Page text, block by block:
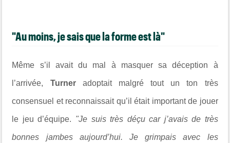
"Au moins, je sais que la forme est là"
Même s’il avait du mal à masquer sa déception à
l’arrivée, Turneradoptait malgré tout un ton très
consensuel et reconnaissait qu’il était important de jouer
le jeu d’équipe. "Je suis très déçu car j’avais de très
bonnes jambes aujourd’hui. Je grimpais avec les